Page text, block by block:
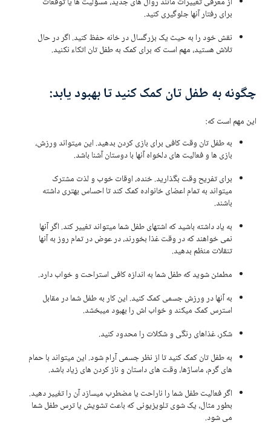
برای رفتار آنها جلوگیری کنید.
نقش خود را به حیث یک بزرگسال در خانه حفظ کنید. اگر در حال
تلاش هستید، مهم است که برای کمک به طفل تان اتکاء نکنید.
چگونه به طفل تان کمک کنید تا بهبود یابد:
این مهم است که:
به طفل تان وقت کافی برای بازی کردن بدهید. این میتواند ورزش،
بازی ها و فعالیت های دلخواه آنها با دوستان آشنا باشد.
برای تفریح وقت بگذارید. خنده، اوقات خوب و لذت مشترک
میتواند به تمام اعضای خانواده کمک کند تا احساس بهتری داشته
باشند.
به یاد داشته باشید که اشتهای طفل شما میتواند تغییر کند. اگر آنها
نمی خواهند که در وقت غذا بخورند، در عوض در تمام روز به آنها
تنقلات منظم بدهید.
مطمئن شوید که طفل شما به اندازه کافی استراحت و خواب دارد.
به آنها در ورزش جسمی کمک کنید. این کار به طفل شما در مقابل
استرس کمک میکند و خواب اش را بهبود میبخشد.
شکر، غذاهای رنگی و شکلات را محدود کنید.
به طفل تان کمک کنید تا از نظر جسمی آرام شود. این میتواند با حمام
های گرم، ماساژها، وقت های داستان و ناز کردن های زیاد باشد.
اگر فعالیت طفل شما را ناراحت یا مضطرب میسازد آن را تغییر دهید.
بطور مثال، یک شوی تلویزیونی که باعث تشویش یا ترس طفل شما
می شود.